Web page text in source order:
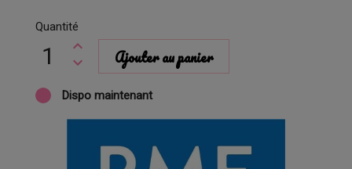
Quantité
Ajouter au panier
Dispo maintenant